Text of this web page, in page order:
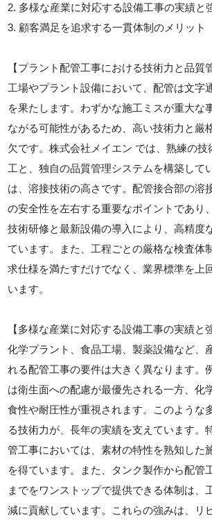
2. 多様な産業に対応する設備工事の実績と
3. 顧客満足を追求する一貫体制のメリット
【プラント配管工事における技術力と品質
工場やプラント設備において、配管は文字
を果たします。わずかな施工ミスが重大な
ながる可能性があるため、高い技術力と厳
欠です。株式会社メイエン では、熟練の
工と、独自の品質管理システムを構築して
は、溶接技術の高さです。配管接合部の溶
の安全性を左右する重要なポイントであり
技術研修と最新設備の導入により、高精度
ています。また、工程ごとの厳格な検査体
求仕様を満たすだけでなく、業界標準を上
います。
【多様な産業に対応する設備工事の実績と
化学プラント、食品工場、製薬設備など、
れる配管工事の要件は大きく異なります。
は衛生面への配慮が最優先される一方、化
食性や耐圧性が重視されます。このような
る技術力が、長年の実績を支えています。
管工事においては、素材の特性を熟知した
を得ています。また、タンク製作から配管
までをワンストップで提供できる体制は、
減に貢献しています。これらの強みは、リ